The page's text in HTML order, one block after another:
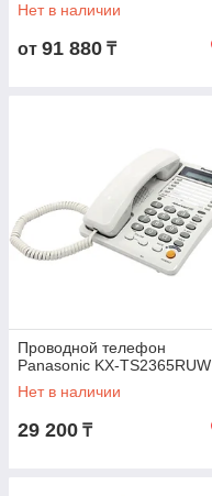
Нет в наличии
от 91 880 ₸
Проводной телефон
Panasonic KX-TS2365RUW
Нет в наличии
29 200 ₸